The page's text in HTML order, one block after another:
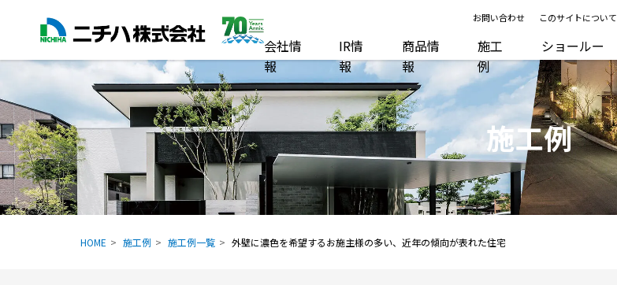
お問い合わせ このサイトについて
会社情
報
IR情
報
商品情
報
施工
例
ショールー
ム
施工例
HOME 施工例 施工例一覧 外壁に濃色を希望するお施主様の多い、近年の傾向が表れた住宅